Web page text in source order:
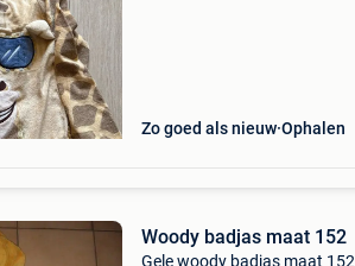
Zo goed als nieuw Ophalen
Woody badjas maat 152
Gele woody badjas maat 152